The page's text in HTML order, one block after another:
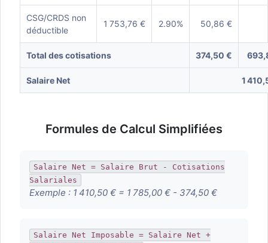
CSG/CRDS non
déductible
1 753,76 € 2.90% 50,86 €
Total des cotisations 374,50 €
Salaire Net 1
Formules de Calcul Simplifiées
Salaire Net = Salaire Brut - Cotisations
Salariales
Exemple : 1 410,50 € = 1 785,00 € - 374,50 €
Salaire Net Imposable = Salaire Net +